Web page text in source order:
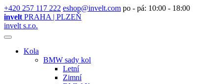
+420 257 117 222 eshop@invelt.com po - pá: 10:00 - 18:00
invelt PRAHA | PLZEŇ
invelt s.r.o.
Kola
BMW sady kol
Letní
Zimní